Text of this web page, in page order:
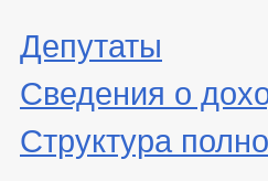
Депутаты
Сведения о
Структура